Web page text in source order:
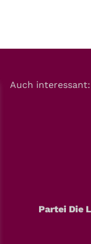
Auch interessant:
Partei Die